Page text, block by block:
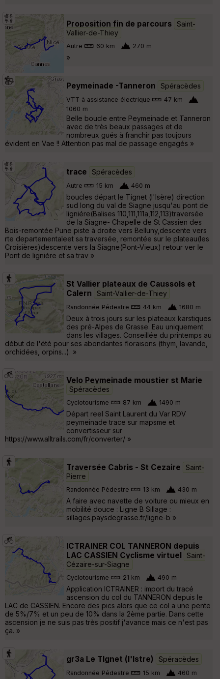
Proposition fin de parcours
Saint-
Vallier-de-Thiey
Autre 60 km 270 m
»
Peymeinade -Tanneron Spéracèdes
VTT à assistance électrique
47 km
1060 m
Belle boucle entre Peymeinade et Tanneron
avec de très beaux passages et de
nombreux gués à franchir pas toujours
évident en Vae !! Attention pas mal de passage engagés »
trace Spéracèdes
Autre 15 km 460 m
boucles départ le Tignet (l'Isère) direction
sud long du val de Siagne jusqu'au pont de
ligniére(Balises 110,111,111a,112,113)traversée
de la Siagne- Chapelle de St Cassien des
Bois-remontée Pune piste à droite vers Belluny,descente vers
rte departementaleet sa traversée, remontée sur le plateau(les
Croisières)descente vers la Siagne(Pont-Vieux) retour ver le
Pont de ligniére et sa trav »
St Vallier plateaux de Caussols et
Calern
Saint-Vallier-de-Thiey
Randonnée Pédestre 44 km 1680 m
Deux à trois jours sur les plateaux karstiques
des pré-Alpes de Grasse. Eau uniquement
dans les villages. Conseillée du printemps au
début de l'été pour ses abondantes floraisons (thym, lavande,
orchidées, orpins...). »
Velo Peymeinade moustier st Marie
Spéracèdes
Cyclotourisme 87 km 1490 m
Départ reel Saint Laurent du Var RDV
peymeinade trace sur mapsme et
convertisseur sur
https://www.alltrails.com/fr/converter/ »
Traversée Cabris - St Cezaire
Saint-
Pierre
Randonnée Pédestre 13 km 430 m
A faire avec navette de voiture ou mieux en
mobilité douce : Ligne B Sillage :
sillages.paysdegrasse.fr/ligne-b »
ICTRAINER COL TANNERON depuis
LAC CASSIEN Cyclisme virtuel
Saint-
Cézaire-sur-Siagne
Cyclotourisme 21 km 490 m
Application ICTRAINER : import du tracé
ascension du col du TANNERON depuis le
LAC de CASSIEN. Encore des pics alors que ce col a une pente
de 5%/7% et un peu de 10% dans la 2ème partie. Dans cette
ascension je ne suis pas très positif j'avance mais ce n'est pas
ça. »
gr3a Le TIgnet (l'Istre) Spéracèdes
Randonnée Pédestre 15 km 460 m